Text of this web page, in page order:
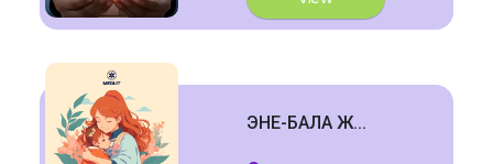
ЭНЕ-БАЛА Ж...